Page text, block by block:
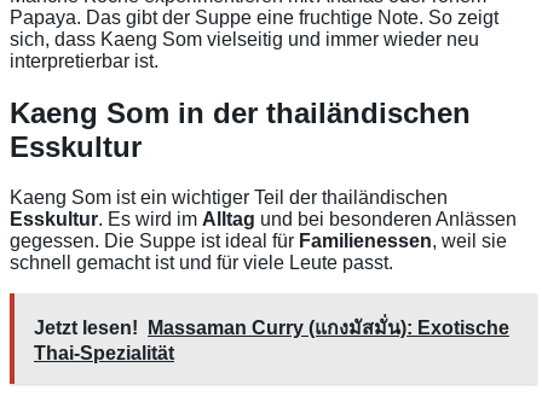
Papaya. Das gibt der Suppe eine fruchtige Note. So zeigt
sich, dass Kaeng Som vielseitig und immer wieder neu
interpretierbar ist.
Kaeng Som in der thailändischen
Esskultur
Kaeng Som ist ein wichtiger Teil der thailändischen
Esskultur. Es wird im Alltag und bei besonderen Anlässen
gegessen. Die Suppe ist ideal für Familienessen, weil sie
schnell gemacht ist und für viele Leute passt.
Jetzt lesen!
Massaman Curry (แกงมัสมั่น): Exotische
Thai-Spezialität